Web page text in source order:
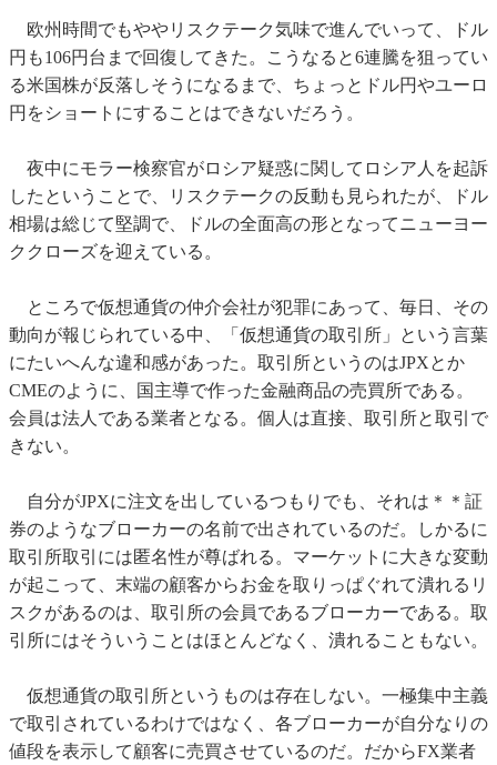
欧州時間でもややリスクテーク気味で進んでいって、ドル
円も106円台まで回復してきた。こうなると6連騰を狙ってい
る米国株が反落しそうになるまで、ちょっとドル円やユーロ
円をショートにすることはできないだろう。
夜中にモラー検察官がロシア疑惑に関してロシア人を起訴
したということで、リスクテークの反動も見られたが、ドル
相場は総じて堅調で、ドルの全面高の形となってニューヨー
ククローズを迎えている。
ところで仮想通貨の仲介会社が犯罪にあって、毎日、その
動向が報じられている中、「仮想通貨の取引所」という言葉
にたいへんな違和感があった。取引所というのはJPXとか
CMEのように、国主導で作った金融商品の売買所である。
会員は法人である業者となる。個人は直接、取引所と取引で
きない。
自分がJPXに注文を出しているつもりでも、それは＊＊証
券のようなブローカーの名前で出されているのだ。しかるに
取引所取引には匿名性が尊ばれる。マーケットに大きな変動
が起こって、末端の顧客からお金を取りっぱぐれて潰れるリ
スクがあるのは、取引所の会員であるブローカーである。取
引所にはそういうことはほとんどなく、潰れることもない。
仮想通貨の取引所というものは存在しない。一極集中主義
で取引されているわけではなく、各ブローカーが自分なりの
値段を表示して顧客に売買させているのだ。だからFX業者